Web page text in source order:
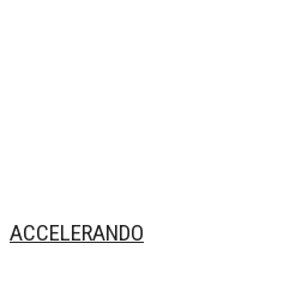
ACCELERANDO